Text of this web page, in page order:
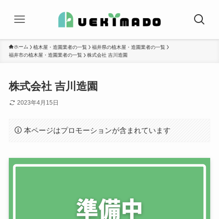
ホーム 植木屋・造園業者の一覧
福井県の植木屋・造園業者の一覧
福井市の植木屋・造園業者の一覧
株式会社 吉川造園
株式会社 吉川造園
2023年4月15日
本ページはプロモーションが含まれています